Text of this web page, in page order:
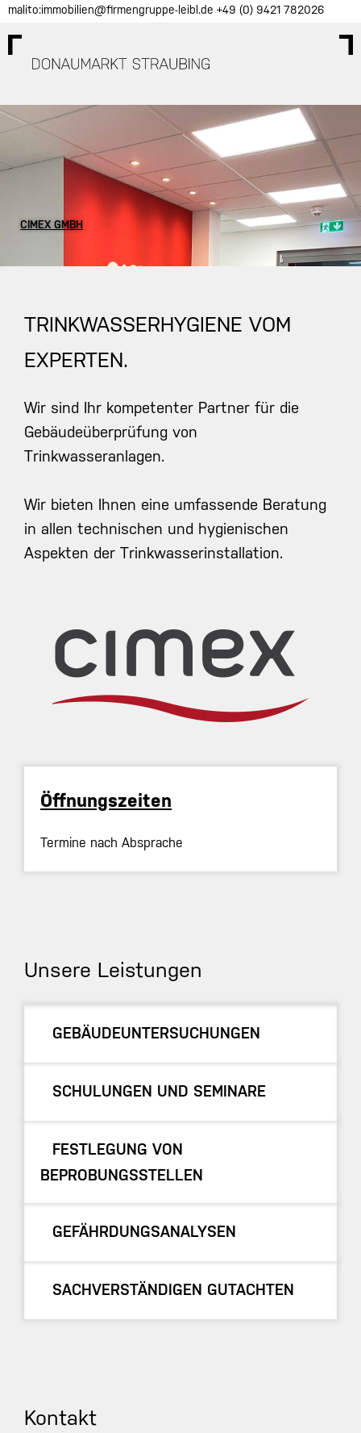
Skip
malito:immobilien@firmengruppe-leibl.de +49 (0) 9421 782026
CIMEX GMBH
TRINKWASSERHYGIENE VOM
EXPERTEN.
Wir sind Ihr kompetenter Partner für die
Gebäudeüberprüfung von
Trinkwasseranlagen.
Wir bieten Ihnen eine umfassende Beratung
in allen technischen und hygienischen
Aspekten der Trinkwasserinstallation.
Öffnungszeiten
Termine nach Absprache
Unsere Leistungen
GEBÄUDEUNTERSUCHUNGEN
SCHULUNGEN UND SEMINARE
FESTLEGUNG VON
BEPROBUNGSSTELLEN
GEFÄHRDUNGSANALYSEN
SACHVERSTÄNDIGEN GUTACHTEN
Kontakt